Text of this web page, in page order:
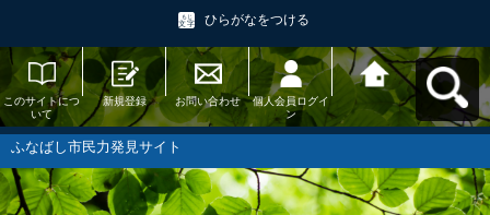
ひらがなをつける
このサイトにつ
いて
新規登録 お問い合わせ
個人会員ログイ
ン
ふなばし市民力
発見サイトへ戻
る
ふなばし市民力発見サイト